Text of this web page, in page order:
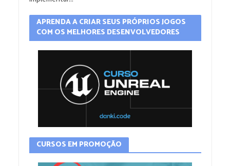
APRENDA A CRIAR SEUS PRÓPRIOS JOGOS
COM OS MELHORES DESENVOLVEDORES
CURSOS EM PROMOÇÃO